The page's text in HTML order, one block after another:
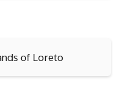
of Loreto